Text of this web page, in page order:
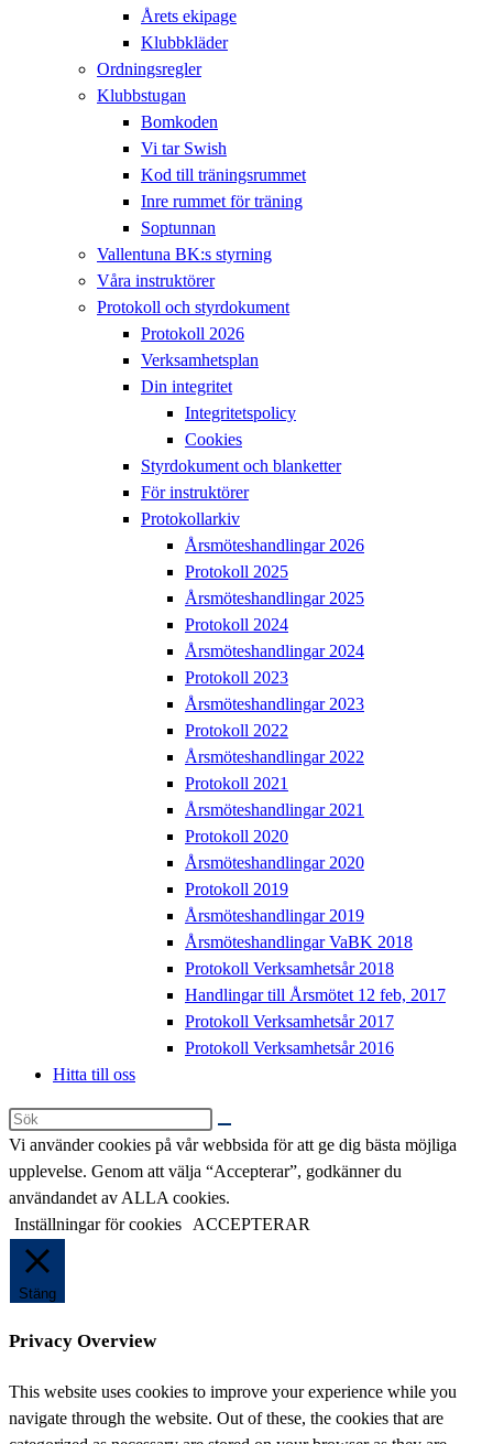
Årets ekipage
Klubbkläder
Ordningsregler
Klubbstugan
Bomkoden
Vi tar Swish
Kod till träningsrummet
Inre rummet för träning
Soptunnan
Vallentuna BK:s styrning
Våra instruktörer
Protokoll och styrdokument
Protokoll 2026
Verksamhetsplan
Din integritet
Integritetspolicy
Cookies
Styrdokument och blanketter
För instruktörer
Protokollarkiv
Årsmöteshandlingar 2026
Protokoll 2025
Årsmöteshandlingar 2025
Protokoll 2024
Årsmöteshandlingar 2024
Protokoll 2023
Årsmöteshandlingar 2023
Protokoll 2022
Årsmöteshandlingar 2022
Protokoll 2021
Årsmöteshandlingar 2021
Protokoll 2020
Årsmöteshandlingar 2020
Protokoll 2019
Årsmöteshandlingar 2019
Årsmöteshandlingar VaBK 2018
Protokoll Verksamhetsår 2018
Handlingar till Årsmötet 12 feb, 2017
Protokoll Verksamhetsår 2017
Protokoll Verksamhetsår 2016
Hitta till oss
Sök
på
denna
webbplats
Vi använder cookies på vår webbsida för att ge dig bästa möjliga
upplevelse. Genom att välja “Accepterar”, godkänner du
användandet av ALLA cookies.
Inställningar för cookies
ACCEPTERAR
Stäng
Privacy Overview
This website uses cookies to improve your experience while you
navigate through the website. Out of these, the cookies that are